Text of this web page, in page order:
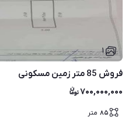
۱
فروش 85 متر زمین مسکونی
۷۰۰,۰۰۰,۰۰۰
۸۵ متر